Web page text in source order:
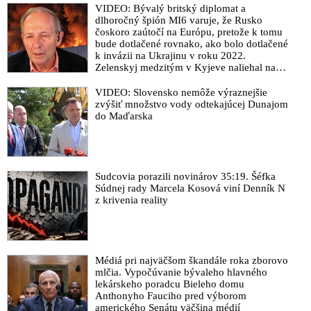
Americké ministerstvo spravodlivosti dalo výpoveď
prokurátorke dozorujúcu kauzu Jeffreyho Epsteina a rapera
Seana „Diddyho“ Combsa. Maurene Comeyová je dcérou
bývalého riaditeľa FBI Jamesa Comeyho, ktorý sa stal cieľom
vyšetrovania amerických úradov pre jeho májový príspevok na
sociálnej sieti Instagram, v ktorom sa prezidentovi USA
Donaldovi Trumpovi vyhrážal smrťou
Donald Trump ostro skritizoval svojich stúpencov za to, že
spochybňujú výsledky vyšetrovania kauzy Jeffreyho Epsteina a
vyhlásil, že nechce viac ich podporu. Americký prezident
taktiež vyhlásil, že spoločnosť Coca-Cola na jeho podnet
nahradí kukuričný sirup trstinovým cukrom
Zástupca šéfa FBI je vraj znechutený s netransparentným
vyšetrovaním kauzy Jeffreyho Epsteina a neprišiel kvôli tomu
ani do práce. S Danom Bonginom sa o situácii rozprával
prezident USA Donald Trump
Donald Trump sa čuduje, že jeho spojenci ho kritizujú za to, že
nedošlo k prisľúbenému zverejneniu Epsteinovho zoznamu
klientov a podozrivých okolností údajnej samovraždy
organizátora globálnej pedofilnej siete. Epsteinove spisy sú
VIDEO: Bývalý britský diplomat a
dlhoročný špión MI6 varuje, že Rusko
čoskoro zaútočí na Európu, pretože k tomu
bude dotlačené rovnako, ako bolo dotlačené
k invázii na Ukrajinu v roku 2022.
Zelenskyj medzitým v Kyjeve naliehal na
zháňali energie pre Ukrajinu na zimu. Putin
vraj bude mobilizovať a vojna sa do zimy
pravdepodobne neskončí
VIDEO: Slovensko nemôže výraznejšie
zvýšiť množstvo vody odtekajúcej Dunajom
do Maďarska
Sudcovia porazili novinárov 35:19. Šéfka
Súdnej rady Marcela Kosová viní Denník N
z krivenia reality
Médiá pri najväčšom škandále roka zborovo
mlčia. Vypočúvanie bývaleho hlavného
lekárskeho poradcu Bieleho domu
Anthonyho Fauciho pred výborom
amerického Senátu väčšina médií